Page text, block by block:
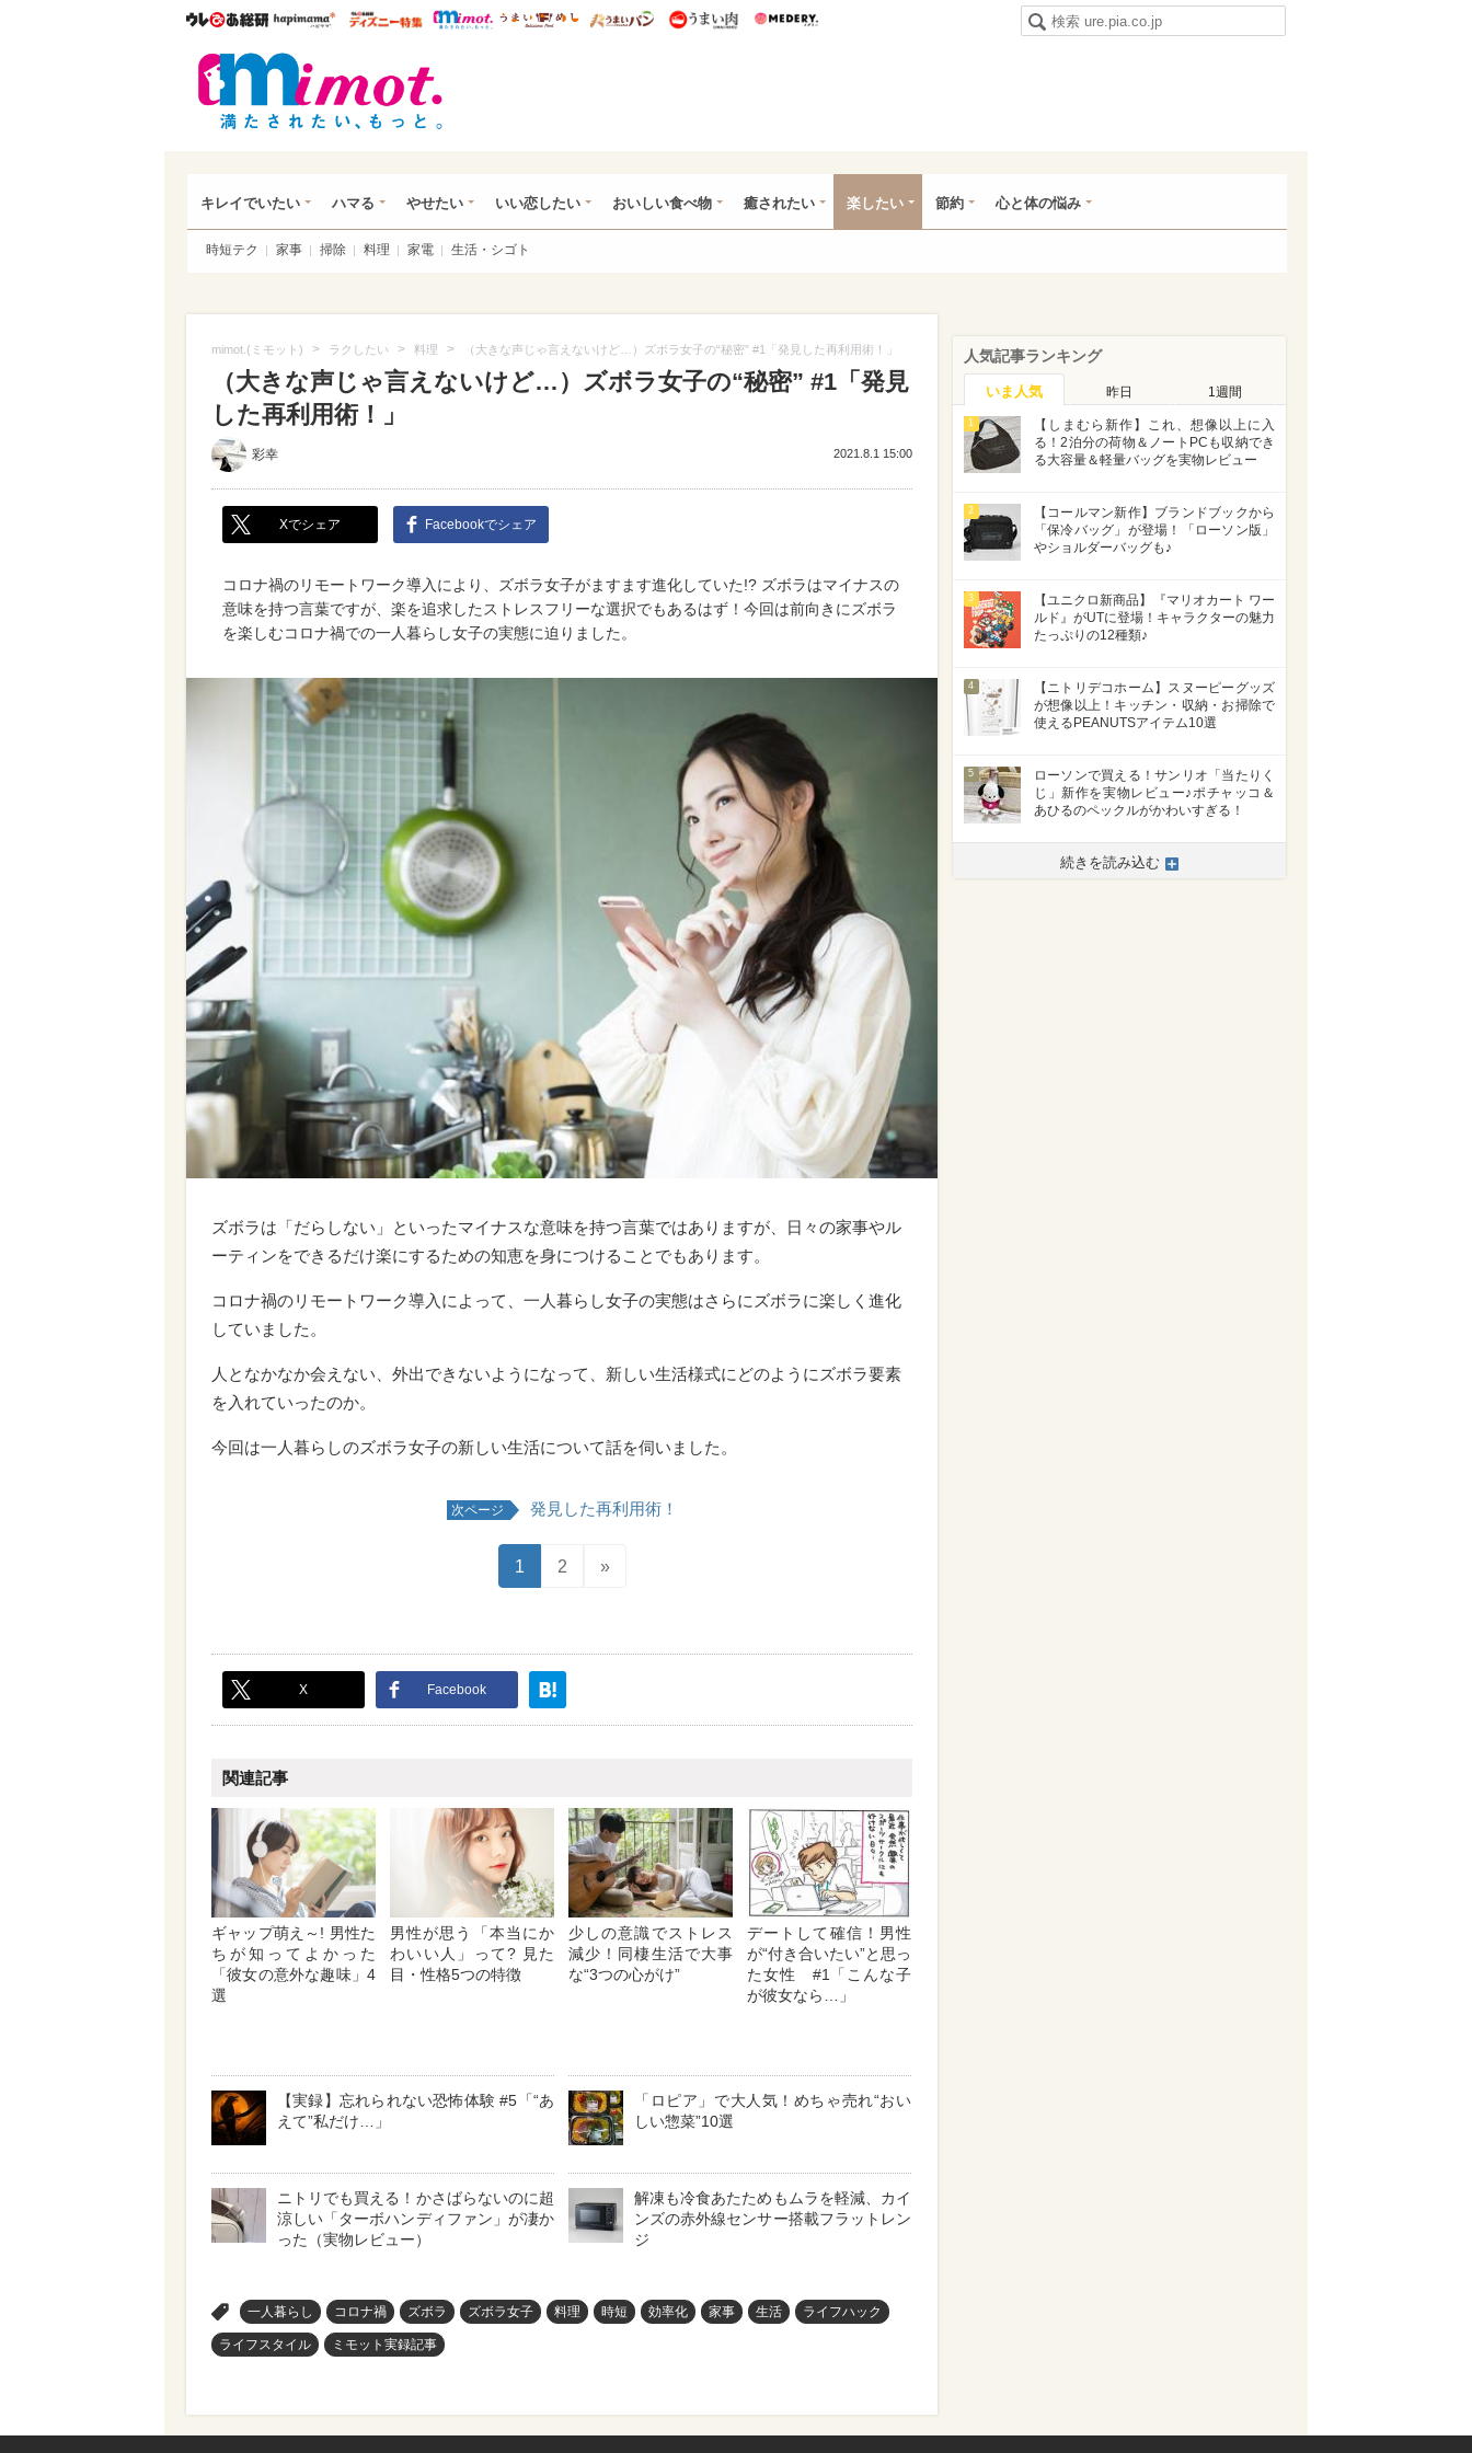
ウレぴあ総研ハピママ* ウレぴあ総研 ディズニー特集
mimot. うまいめし うまいパン うまい肉
キレイでいたい ハマる やせたい いい恋したい おいしい食べ物 癒されたい 楽したい 節約 心と体の悩み
時短テク 家事 掃除 料理 家電 生活・シゴト
mimot.(ミモット) > ラクしたい > 料理 > （大きな声じゃ言えないけど…）ズボラ女子の“秘密” #1「発見した再利用術！」
（大きな声じゃ言えないけど…）ズボラ女子の“秘密” #1「発見
した再利用術！」
彩幸 2021.8.1 15:00
Xでシェア Facebookでシェア
コロナ禍のリモートワーク導入により、ズボラ女子がますます進化していた!? ズボラはマイナスの
意味を持つ言葉ですが、楽を追求したストレスフリーな選択でもあるはず！今回は前向きにズボラ
を楽しむコロナ禍での一人暮らし女子の実態に迫りました。
ズボラは「だらしない」といったマイナスな意味を持つ言葉ではありますが、日々の家事やル
ーティンをできるだけ楽にするための知恵を身につけることでもあります。
コロナ禍のリモートワーク導入によって、一人暮らし女子の実態はさらにズボラに楽しく進化
していました。
人となかなか会えない、外出できないようになって、新しい生活様式にどのようにズボラ要素
を入れていったのか。
今回は一人暮らしのズボラ女子の新しい生活について話を伺いました。
次ページ 発見した再利用術！
1 2 »
X Facebook
関連記事
ギャップ萌え～! 男性た
ちが知ってよかった
「彼女の意外な趣味」4
選
男性が思う「本当にか
わいい人」って? 見た
目・性格5つの特徴
少しの意識でストレス
減少！同棲生活で大事
な“3つの心がけ”
デートして確信！男性
が“付き合いたい”と思っ
た女性 #1「こんな子
が彼女なら…」
【実録】忘れられない恐怖体験 #5「“あ
えて”私だけ…」
「ロピア」で大人気！めちゃ売れ“おい
しい惣菜”10選
ニトリでも買える！かさばらないのに超
涼しい「ターボハンディファン」が凄か
った（実物レビュー）
解凍も冷食あたためもムラを軽減、カイ
ンズの赤外線センサー搭載フラットレン
ジ
一人暮らし コロナ禍 ズボラ ズボラ女子 料理 時短 効率化 家事 生活 ライフハック
ライフスタイル ミモット実録記事
人気記事ランキング
いま人気 昨日 1週間
1
【しまむら新作】これ、想像以上に入
る！2泊分の荷物＆ノートPCも収納でき
る大容量＆軽量バッグを実物レビュー
2
【コールマン新作】ブランドブックから
「保冷バッグ」が登場！「ローソン版」
やショルダーバッグも♪
3
【ユニクロ新商品】『マリオカート ワー
ルド』がUTに登場！キャラクターの魅力
たっぷりの12種類♪
4
【ニトリデコホーム】スヌーピーグッズ
が想像以上！キッチン・収納・お掃除で
使えるPEANUTSアイテム10選
5
ローソンで買える！サンリオ「当たりく
じ」新作を実物レビュー♪ポチャッコ＆
あひるのペックルがかわいすぎる！
続きを読み込む